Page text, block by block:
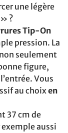
une légère
?
Tip-On
pression. La
seulement
figure,
Vous
au choixen
37 cm de
aussi